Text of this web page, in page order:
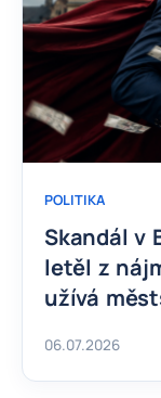
POLITIKA
Skandál v
letěl z
užívá
06.07.2026